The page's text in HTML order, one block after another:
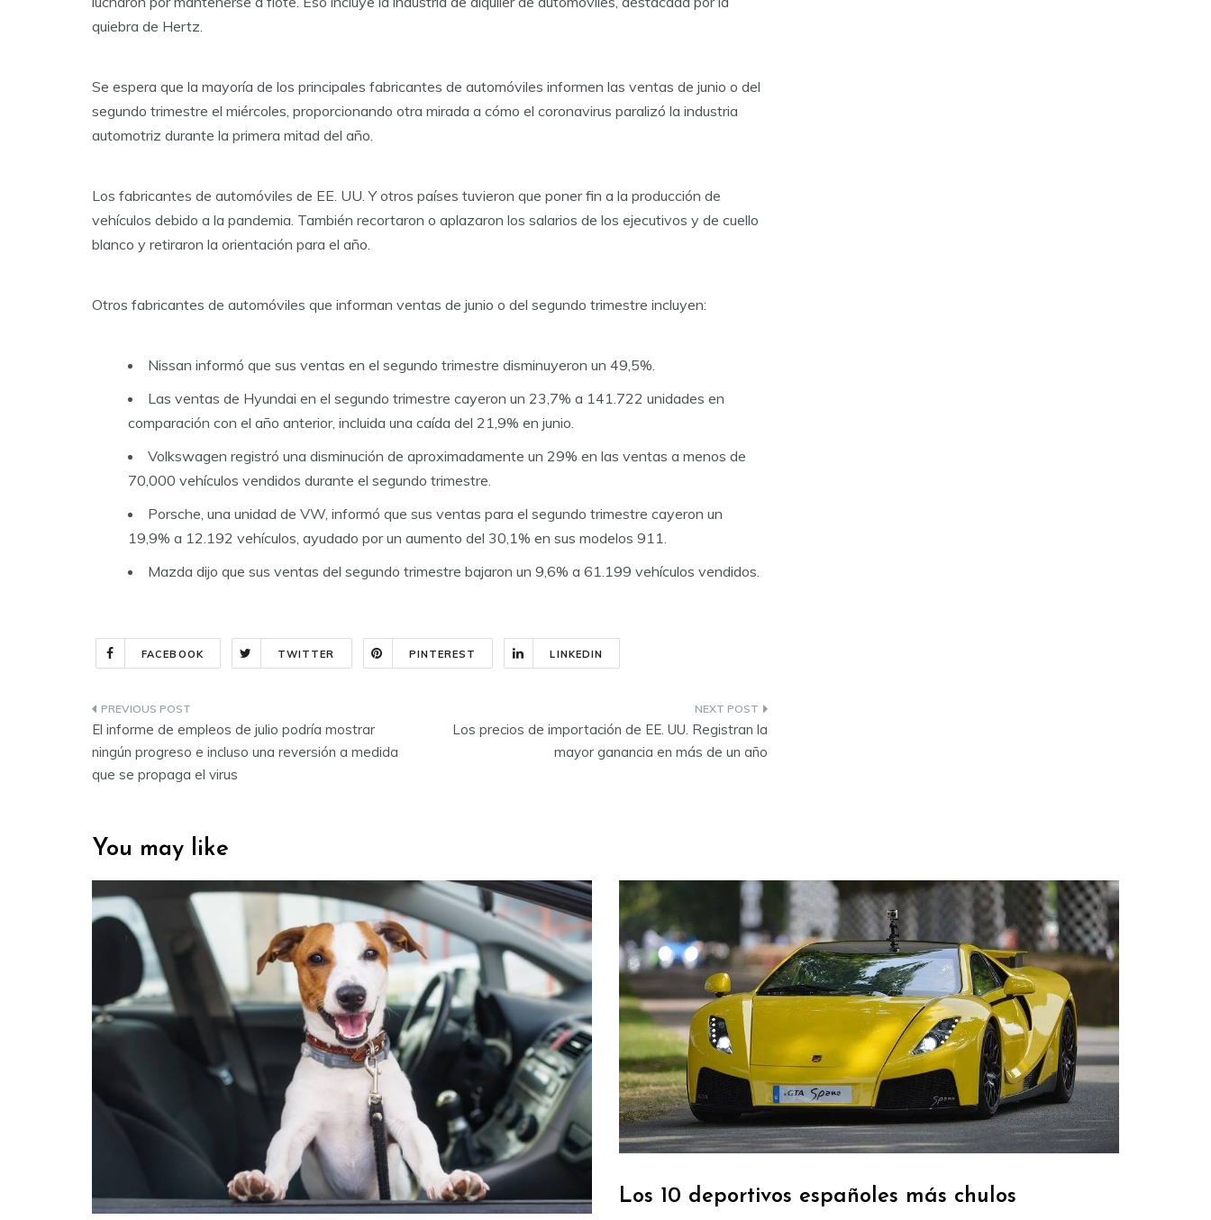
quiebra de Hertz.
Se espera que la mayoría de los principales fabricantes de automóviles informen las ventas de junio o del
segundo trimestre el miércoles, proporcionando otra mirada a cómo el coronavirus paralizó la industria
automotriz durante la primera mitad del año.
Los fabricantes de automóviles de EE. UU. Y otros países tuvieron que poner fin a la producción de
vehículos debido a la pandemia. También recortaron o aplazaron los salarios de los ejecutivos y de cuello
blanco y retiraron la orientación para el año.
Otros fabricantes de automóviles que informan ventas de junio o del segundo trimestre incluyen:
Nissan informó que sus ventas en el segundo trimestre disminuyeron un 49,5%.
Las ventas de Hyundai en el segundo trimestre cayeron un 23,7% a 141.722 unidades en
comparación con el año anterior, incluida una caída del 21,9% en junio.
Volkswagen registró una disminución de aproximadamente un 29% en las ventas a menos de
70,000 vehículos vendidos durante el segundo trimestre.
Porsche, una unidad de VW, informó que sus ventas para el segundo trimestre cayeron un
19,9% a 12.192 vehículos, ayudado por un aumento del 30,1% en sus modelos 911.
Mazda dijo que sus ventas del segundo trimestre bajaron un 9,6% a 61.199 vehículos vendidos.
FACEBOOK TWITTER PINTEREST LINKEDIN
Navegación
de
entradas
El informe de empleos de julio podría mostrar
ningún progreso e incluso una reversión a medida
que se propaga el virus
Los precios de importación de EE. UU. Registran la
mayor ganancia en más de un año
You may like
Los 10 deportivos españoles más chulos